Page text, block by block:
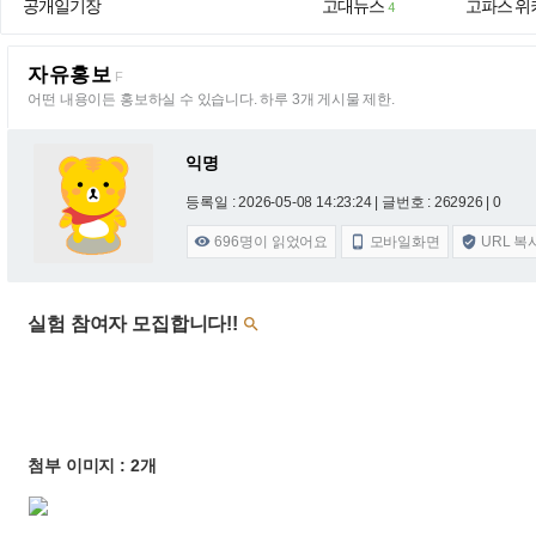
공개일기장 고대뉴스 4 고파스 위
자유홍보 F
어떤 내용이든 홍보하실 수 있습니다. 하루 3개 게시물 제한.
익명
등록일 : 2026-05-08 14:23:24 | 글번호 : 262926 | 0
 696명이 읽었어요  모바일화면  URL 복
실험 참여자 모집합니다!! 
첨부 이미지 : 2개